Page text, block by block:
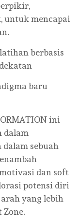
untuk mencapai
berbasis
baru
ini
dalam
sebuah
dan soft
potensi diri
yang lebih